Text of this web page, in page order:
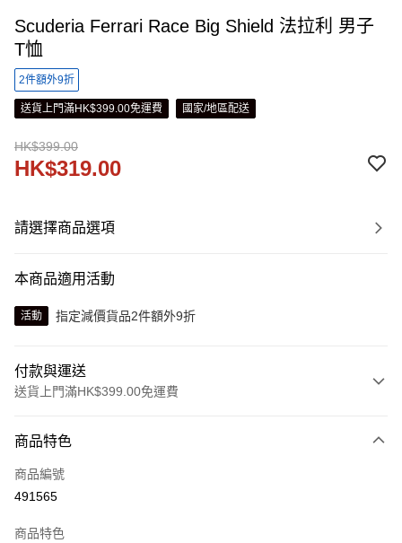
Scuderia Ferrari Race Big Shield 法拉利 男子
T恤
2件額外9折
送貨上門滿HK$399.00免運費 國家/地區配送
HK$399.00
HK$319.00
請選擇商品選項
本商品適用活動
活動 指定減價貨品2件額外9折
付款與運送
送貨上門滿HK$399.00免運費
信用卡
線上付款
Alipay, PayMe, WeChat Pay, UnionPay, FPS
商品特色
商品編號
491565
商品特色